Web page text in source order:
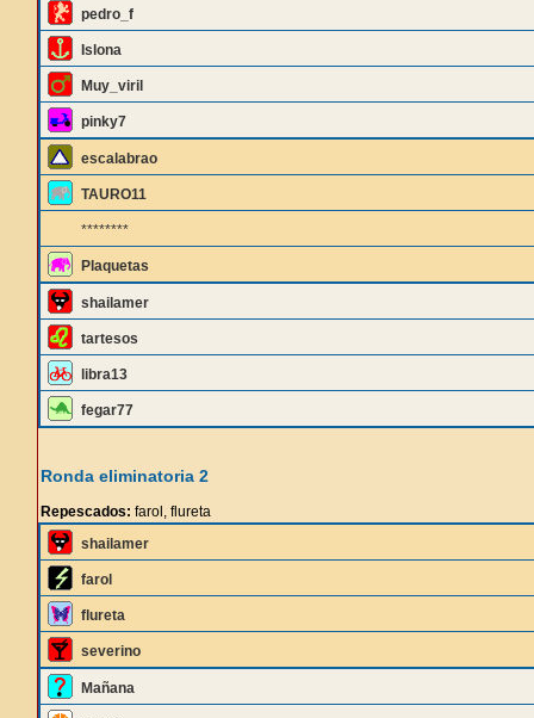
pedro_f
Islona
Muy_viril
pinky7
escalabrao
TAURO11
********
Plaquetas
shailamer
tartesos
libra13
fegar77
Ronda eliminatoria 2
Repescados: farol, flureta
shailamer
farol
flureta
severino
Mañana